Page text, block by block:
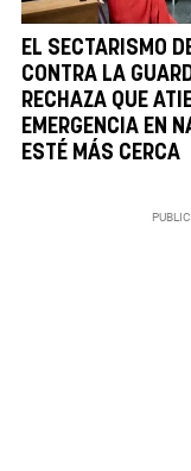
EL SECTARISMO
CONTRA LA
RECHAZA QUE
EMERGENCIA EN
ESTÉ MÁS CERCA